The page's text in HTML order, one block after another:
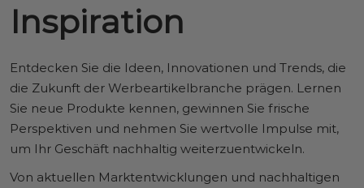
Inspiration
Entdecken Sie die Ideen, Innovationen und Trends, die
die Zukunft der Werbeartikelbranche prägen. Lernen
Sie neue Produkte kennen, gewinnen Sie frische
Perspektiven und nehmen Sie wertvolle Impulse mit,
um Ihr Geschäft nachhaltig weiterzuentwickeln.
Von aktuellen Marktentwicklungen und nachhaltigen